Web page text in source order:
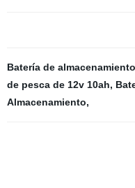
Batería de
de pesca de 12v 10ah,
Almacenamiento,